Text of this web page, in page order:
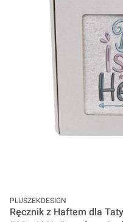
PRODUCENT
PLUSZEKDESIGN
Ręcznik z Haftem dla